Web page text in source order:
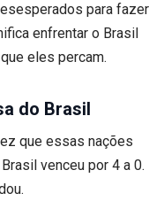
para fazer
enfrentar o Brasil
eles percam.
do Brasil
que essas nações
venceu por 4 a 0.